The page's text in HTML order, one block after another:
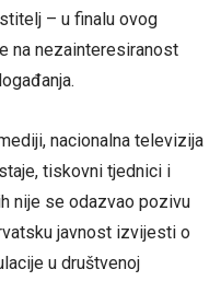
– u finalu ovog
na nezainteresiranost
nacionalna televizija
tiskovni tjednici i
nije se odazvao pozivu
javnost izvijesti o
u društvenoj